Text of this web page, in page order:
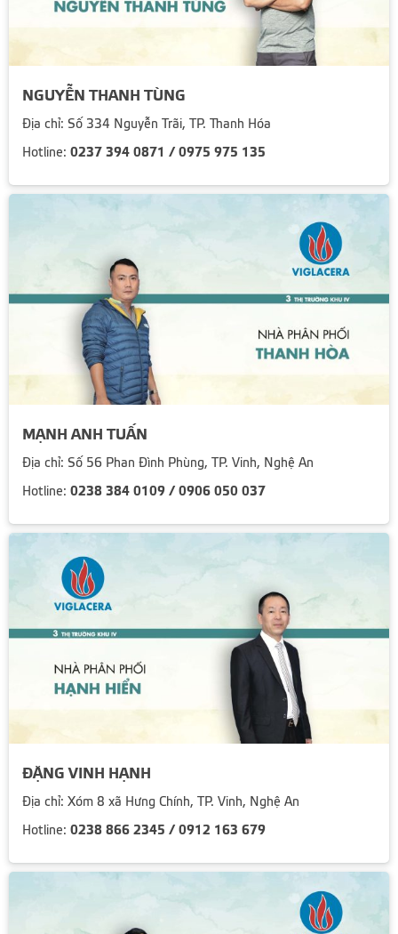
NGUYỄN THANH TÙNG
Địa chỉ: Số 334 Nguyễn Trãi, TP. Thanh Hóa
Hotline: 0237 394 0871 / 0975 975 135
MẠNH ANH TUẤN
Địa chỉ: Số 56 Phan Đình Phùng, TP. Vinh, Nghệ An
Hotline: 0238 384 0109 / 0906 050 037
ĐẶNG VINH HẠNH
Địa chỉ: Xóm 8 xã Hưng Chính, TP. Vinh, Nghệ An
Hotline: 0238 866 2345 / 0912 163 679